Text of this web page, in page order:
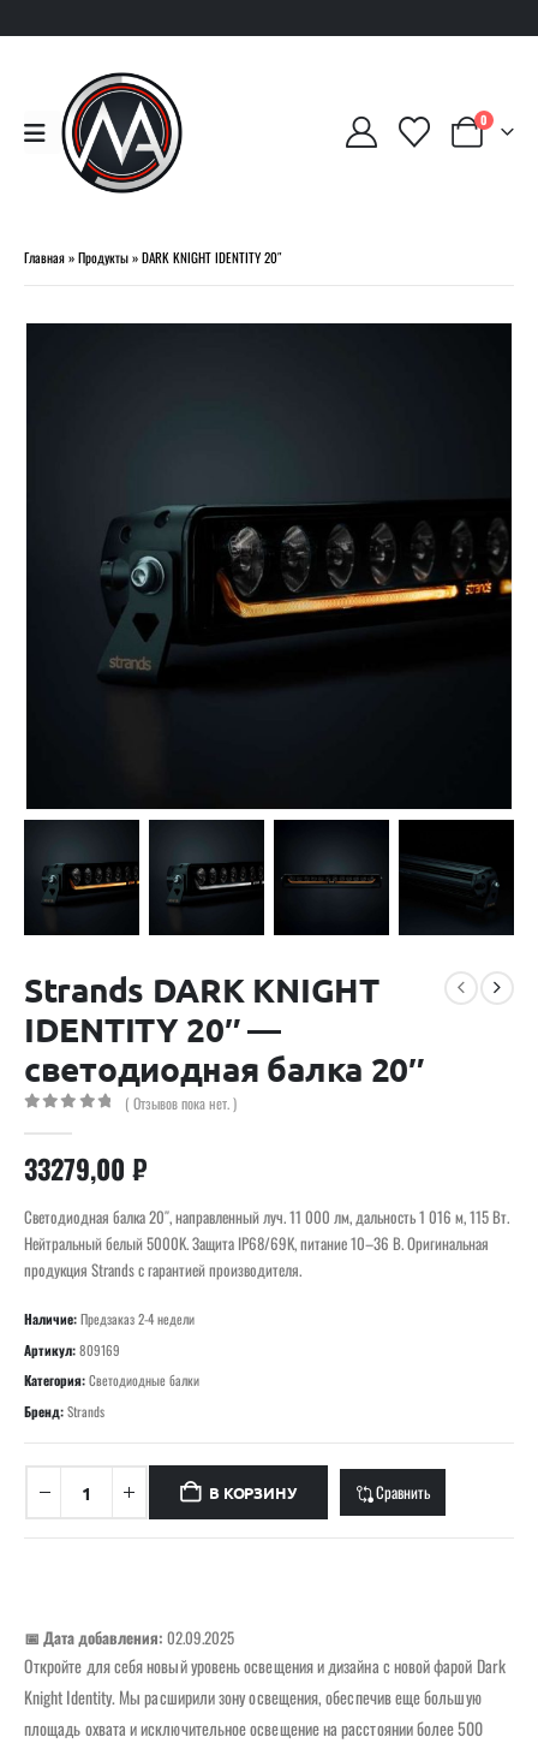
0
Главная»Продукты»DARK KNIGHT IDENTITY 20″
Strands DARK KNIGHT
IDENTITY 20″ —
светодиодная балка 20″
( Отзывов пока нет. )
33279,00 ₽
Светодиодная балка 20″, направленный луч. 11 000 лм, дальность 1 016 м, 115 Вт.
Нейтральный белый 5000K. Защита IP68/69K, питание 10–36 В. Оригинальная
продукция Strands с гарантией производителя.
Наличие:Предзаказ 2-4 недели
Артикул:809169
Категория:Светодиодные балки
Бренд:Strands
В КОРЗИНУ Сравнить
📅 Дата добавления: 02.09.2025
Откройте для себя новый уровень освещения и дизайна с новой фарой Dark
Knight Identity. Мы расширили зону освещения, обеспечив еще большую
площадь охвата и исключительное освещение на расстоянии более 500